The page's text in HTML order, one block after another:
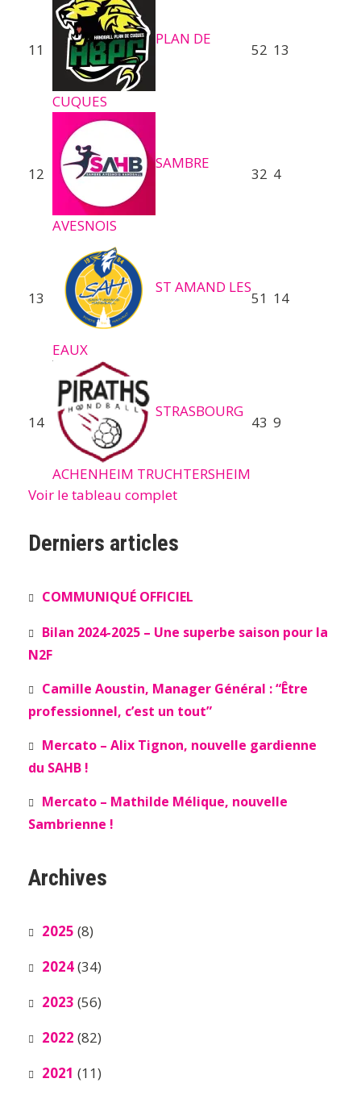
11
PLAN DE
CUQUES
52 13
12
SAMBRE
AVESNOIS
32 4
13
ST AMAND LES
EAUX
51 14
14
STRASBOURG
ACHENHEIM TRUCHTERSHEIM
43 9
Voir le tableau complet
Derniers articles
COMMUNIQUÉ OFFICIEL
Bilan 2024-2025 – Une superbe saison pour la
N2F
Camille Aoustin, Manager Général : “Être
professionnel, c’est un tout”
Mercato – Alix Tignon, nouvelle gardienne
du SAHB !
Mercato – Mathilde Mélique, nouvelle
Sambrienne !
Archives
2025 (8)
2024(34)
2023 (56)
2022 (82)
2021 (11)